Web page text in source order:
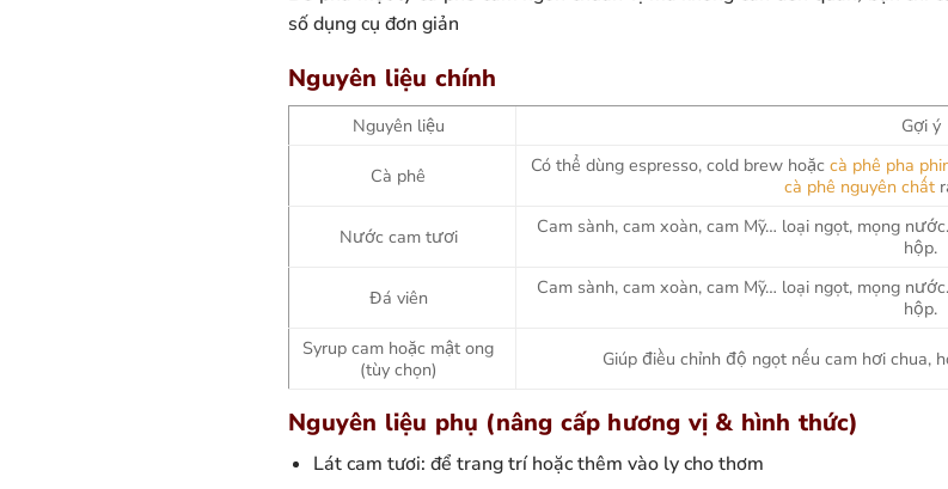
số dụng cụ đơn giản
Nguyên liệu chính
Nguyên liệu Gợi ý
Cà phê Có thể dùng espresso, cold brew hoặccà phê pha
cà phê nguyên chất
Nước cam tươi
Cam sành, cam xoàn, cam Mỹ… loại ngọt, mọng
hộp.
Đá viên
Cam sành, cam xoàn, cam Mỹ… loại ngọt, mọng
hộp.
Syrup cam hoặc mật ong
(tùy chọn)
Giúp điều chỉnh độ ngọt nếu cam hơi chua,
Nguyên liệu phụ (nâng cấp hương vị & hình thức)
Lát cam tươi: để trang trí hoặc thêm vào ly cho thơm